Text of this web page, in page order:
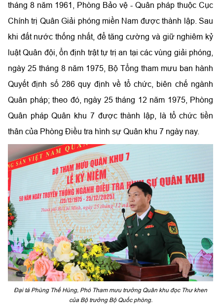
tháng 8 năm 1961, Phòng Bảo vệ - Quân pháp thuộc Cục
Chính trị Quân Giải phóng miền Nam được thành lập. Sau
khi đất nước thống nhất, để tăng cường và giữ nghiêm kỷ
luật Quân đội, ổn định trật tự trị an tại các vùng giải phóng,
ngày 25 tháng 8 năm 1975, Bộ Tổng tham mưu ban hành
Quyết định số 286 quy định về tổ chức, biên chế ngành
Quân pháp; theo đó, ngày 25 tháng 12 năm 1975, Phòng
Quân pháp Quân khu 7 được thành lập, là tổ chức tiền
thân của Phòng Điều tra hình sự Quân khu 7 ngày nay.
Đại tá Phùng Thế Hùng, Phó Tham mưu trưởng Quân khu đọc Thư khen
của Bộ trưởng Bộ Quốc phòng.